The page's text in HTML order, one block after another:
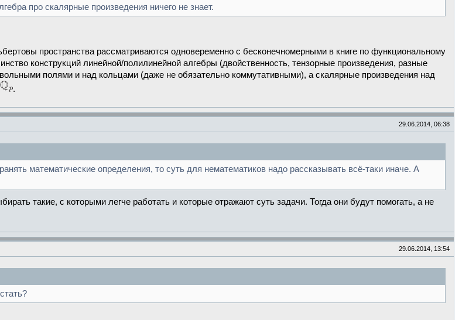
про скалярные произведения ничего не знает.
пространства рассматриваются одновеременно с бесконечномерными в книге по функциональному
конструкций линейной/полилинейной алгебры (двойственность, тензорные произведения, разные
полями и над кольцами (даже не обязательно коммутативными), а скалярные произведения над
.
29.06.2014, 06:38
математические определения, то суть для нематематиков надо рассказывать всё-таки иначе. А
такие, с которыми легче работать и которые отражают суть задачи. Тогда они будут помогать, а не
29.06.2014, 13:54